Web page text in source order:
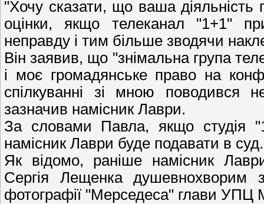
"Хочу сказати, що ваша діяльність
оцінки, якщо телеканал "1+1"
неправду і тим більше зводячи
Він заявив, що "знімальна група
і моє громадянське право на
спілкуванні зі мною поводився
зазначив намісник Лаври.
За словами Павла, якщо студія
намісник Лаври буде подавати в суд.
Як відомо, раніше намісник
Сергія Лещенка душевнохворим
фотографії "Мерседеса" глави